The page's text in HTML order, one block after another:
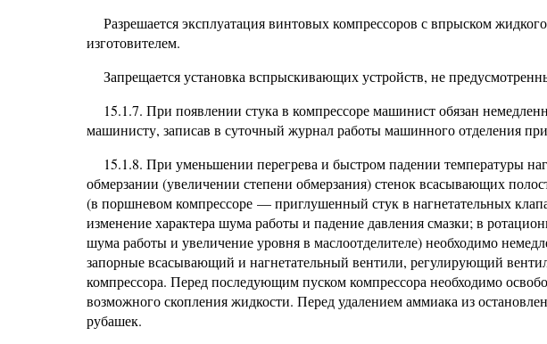
Разрешается эксплуатация винтовых компрессоров с впрыском
изготовителем.
Запрещается установка вспрыскивающих устройств, не
15.1.7. При появлении стука в компрессоре машинист обязан
машинисту, записав в суточный журнал работы машинного отделения
15.1.8. При уменьшении перегрева и быстром падении температуры
обмерзании (увеличении степени обмерзания) стенок всасывающих
(в поршневом компрессоре — приглушенный стук в нагнетательных
изменение характера шума работы и падение давления смазки; в
шума работы и увеличение уровня в маслоотделителе) необходимо
запорные всасывающий и нагнетательный вентили, регулирующий
компрессора. Перед последующим пуском компрессора необходимо
возможного скопления жидкости. Перед удалением аммиака из
рубашек.